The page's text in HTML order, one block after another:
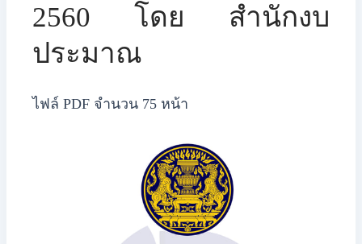
2560 โดย สำนักงบ
ประมาณ
ไฟล์ PDF จำนวน 75 หน้า